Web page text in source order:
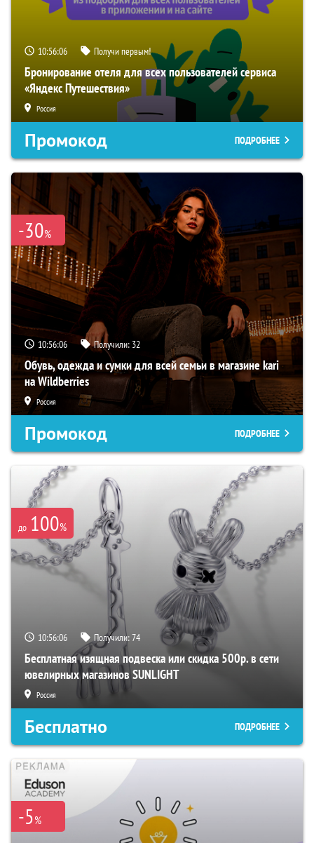
10:56:05 Получи первым!
Бронирование отеля для всех пользователей сервиса
«Яндекс Путешествия»
Россия
Промокод ПОДРОБНЕЕ
-30%
10:56:05 Получили: 32
Обувь, одежда и сумки для всей семьи в магазине kari
на Wildberries
Россия
Промокод ПОДРОБНЕЕ
до 100%
10:56:05 Получили:74
Бесплатная изящная подвеска или скидка 500р. в сети
ювелирных магазинов SUNLIGHT
Россия
Бесплатно ПОДРОБНЕЕ
-5%